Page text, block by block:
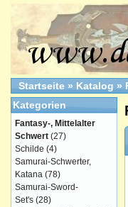
Startseite » Katalog »
Kategorien
Fantasy-, Mittelalter
Schwert (27)
Schilde (4)
Samurai-Schwerter,
Katana (78)
Samurai-Sword-
Set's (28)